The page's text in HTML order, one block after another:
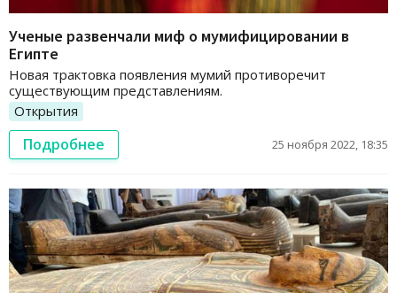
Ученые развенчали миф о мумифицировании в
Египте
Новая трактовка появления мумий противоречит
существующим представлениям.
Открытия
Подробнее 25 ноября 2022, 18:35